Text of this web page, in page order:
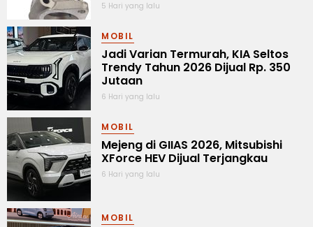
5 Hari yang lalu
MOBIL
Jadi Varian Termurah, KIA Seltos
Trendy Tahun 2026 Dijual Rp. 350
Jutaan
6 Hari yang lalu
MOBIL
Mejeng di GIIAS 2026, Mitsubishi
XForce HEV Dijual Terjangkau
6 Hari yang lalu
MOBIL